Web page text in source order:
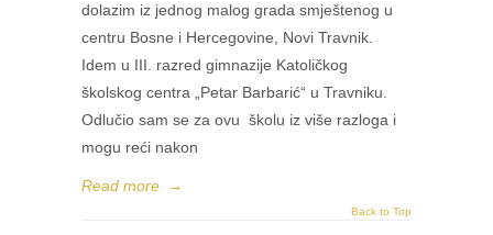
dolazim iz jednog malog grada smještenog u
centru Bosne i Hercegovine, Novi Travnik.
Idem u III. razred gimnazije Katoličkog
školskog centra „Petar Barbarić“ u Travniku.
Odlučio sam se za ovu školu iz više razloga i
mogu reći nakon
Read more →
Back to Top